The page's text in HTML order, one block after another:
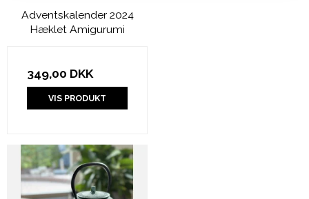
Adventskalender 2024
Hæklet Amigurumi
349,00 DKK
VIS PRODUKT